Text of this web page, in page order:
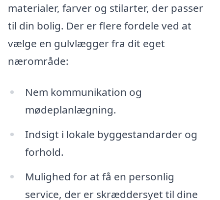
materialer, farver og stilarter, der passer
til din bolig. Der er flere fordele ved at
vælge en gulvlægger fra dit eget
nærområde:
Nem kommunikation og
mødeplanlægning.
Indsigt i lokale byggestandarder og
forhold.
Mulighed for at få en personlig
service, der er skræddersyet til dine